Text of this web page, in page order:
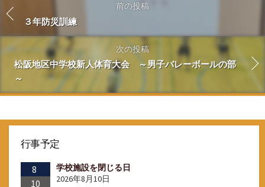
前の投稿
３年防災訓練
次の投稿
松阪地区中学校新人体育大会 ～男子バレーボールの部
～
行事予定
8
10
学校施設を閉じる日
2026年8月10日